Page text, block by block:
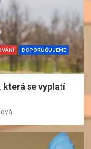
DOPORUČUJEME
která se vyplatí